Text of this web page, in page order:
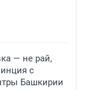
— не рай,
с
Башкирии